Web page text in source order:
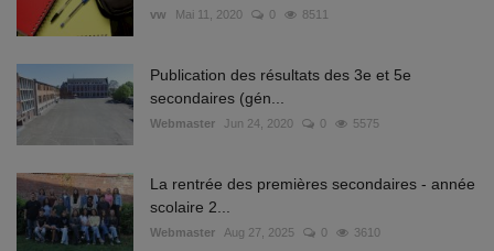
vw Mai 11, 2020 0 8511
Publication des résultats des 3e et 5e
secondaires (gén...
Webmaster Jun 24, 2020 0 5575
La rentrée des premières secondaires - année
scolaire 2...
Webmaster Aug 27, 2025 0 3610